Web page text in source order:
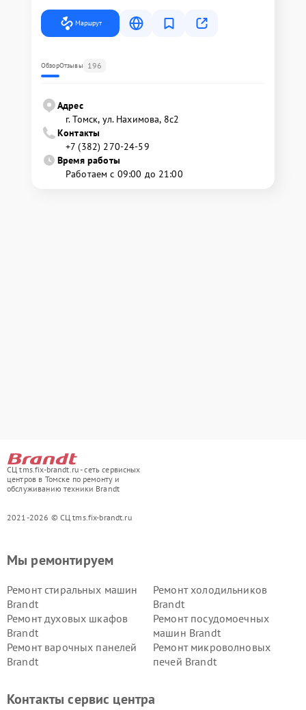
Маршрут
ОбзорОтзывы 196
Адрес
г. Томск, ул. Нахимова, 8с2
Контакты
+7 (382) 270-24-59
Время работы
Работаем с 09:00 до 21:00
СЦ tms.fix-brandt.ru - сеть сервисных
центров в Томске по ремонту и
обслуживанию техники Brandt
2021-2026 © СЦ tms.fix-brandt.ru
Мы ремонтируем
Ремонт стиральных машин
Brandt
Ремонт холодильников
Brandt
Ремонт духовых шкафов
Brandt
Ремонт посудомоечных
машин Brandt
Ремонт варочных панелей
Brandt
Ремонт микроволновых
печей Brandt
Контакты сервис центра